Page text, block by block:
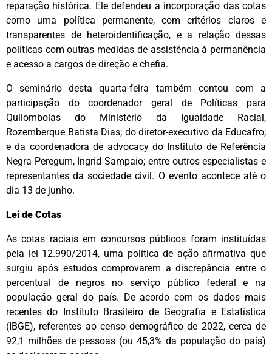
reparação histórica. Ele defendeu a incorporação das cotas
como uma política permanente, com critérios claros e
transparentes de heteroidentificação, e a relação dessas
políticas com outras medidas de assistência à permanência
e acesso a cargos de direção e chefia.
O seminário desta quarta-feira também contou com a
participação do coordenador geral de Políticas para
Quilombolas do Ministério da Igualdade Racial,
Rozemberque Batista Dias; do diretor-executivo da Educafro;
e da coordenadora de advocacy do Instituto de Referência
Negra Peregum, Ingrid Sampaio; entre outros especialistas e
representantes da sociedade civil. O evento acontece até o
dia 13 de junho.
Lei de Cotas
As cotas raciais em concursos públicos foram instituídas
pela lei 12.990/2014, uma política de ação afirmativa que
surgiu após estudos comprovarem a discrepância entre o
percentual de negros no serviço público federal e na
população geral do país. De acordo com os dados mais
recentes do Instituto Brasileiro de Geografia e Estatística
(IBGE), referentes ao censo demográfico de 2022, cerca de
92,1 milhões de pessoas (ou 45,3% da população do país)